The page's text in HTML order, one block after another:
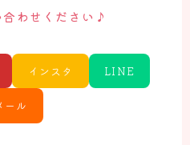
わせください ♪
インスタ LINE
ール